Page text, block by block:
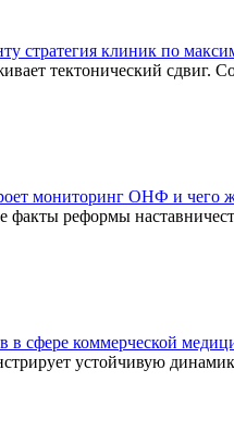
стратегия клиник по
тектонический сдвиг.
мониторинг ОНФ и чего
реформы
сфере коммерческой
устойчивую